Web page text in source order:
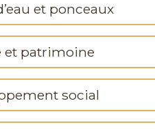
et ponceaux
et patrimoine
social